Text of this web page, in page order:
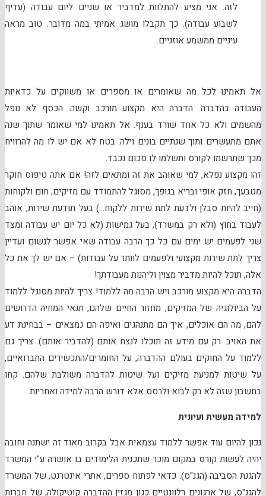
לזה. אני מציע להתלוות למדביר או שניים ליום עבודה (עדיף
לשבוע עבודה). כך תקבלו מושג אמיתי במה מדובר. טוב מראה
עיניים ממשמע אוזניים.
אל תאמינו לכל מה שאומרים או מספרים או משווקים על כדאיות
העבודה בהדברה. הדברה היא מקצוע מורכב וקשה. הכסף לא נופל
מהשמים ולא כל אחד שורד בענף. אל תאמינו למי שאומר שתוך שנה
אתם מתעשרים ותוך שנתיים בונים וילה. בטח לא אם יש לו מה להרוויח
מכך שתרשמו לקורס ותשלמו לו סכום נכבד.
זהו מקצוע נפלא, למי שאוהב את זה ומתאים לזה! אם אתה טיפוס חוקר
מטבעך, חזק אופי ובריא בגופך, מסוגל להתמודד עם מזיקים, חום ולקוחות
(חייב להיות סבלן ולדעת לתת שירות ללקוח…) בעל תודעת שירות, אוהב
לעבוד בחוץ (ולא רק במשרד), בעל גמישות (לא כל יום יש עבודה ומצד
שני לפעמים יש ימים עם כל כך הרבה עבודה שאי אפשר לנשום ועדיין
צריך לתת שירות מקצועי ולפעמים לוותר על עבודות) – אם יש לך את כל
אלה, תוכל להיות מדביר מצוין וליהנות מעבודתך!
הדברה היא מקצוע מורכב ויש הרבה מה ללמוד! צריך להיות מסוגל ללמוד
על הביולוגיה של המזיקים, מחזור החיים שלהם, תנאי המחיה הדרושים
להם, מה הם אוכלים, איך הם מתנהגים ואיפה הם נמצאים – בבחינת דע
את האויב. רק עם מידע זה תוכלו לנצח אותם (להדביר אותם). צריך גם
ללמוד על החוקים בעולם ההדברה, על החומרים/התכשירים התברואיים,
על שיטות למניעת מזיקים ועל שיטות להדברה משולבת שלהם. קחו
בחשבון שזה לא רק לבוא ולרסס אלא דורש הרבה למידה ואחריות.
למידה מעשית ועיונית
נכון להיום עוד אפשר ללמוד עצמאית אבל בקרוב מאוד זה ישתנה וחובה
יהיה לעשות קורס במקום מוכר שתכנית הלימודים בו אושרה ע"י המשרד
להגנת הסביבה (הגנ"ס). כדאי לפתוח ספרים, אתרי אינטרנט, של המשרד
להגנ"ס, של ארגונים רלוונטיים כגון מגזין ההדברה קוטיקולה, של חברות